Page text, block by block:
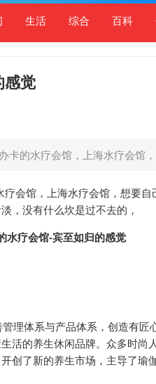
生活 综合 百科
感觉
卡的水疗会馆，上海水疗会馆
会馆，上海水疗会馆，想要自
，没有什么坎是过不去的，
理体系与产品体系，创造有匠
活的养生休闲品牌。众多时尚
创了新的养生市场，主导了瑜